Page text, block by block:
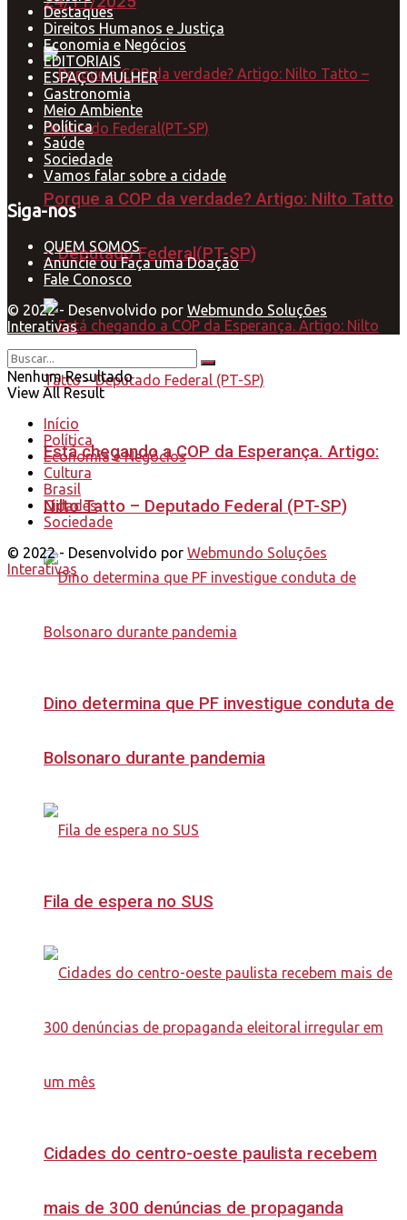
Porque a COP da verdade? Artigo: Nilto Tatto
– Deputado Federal(PT-SP)
Está chegando a COP da Esperança. Artigo:
Nilto Tatto – Deputado Federal (PT-SP)
Dino determina que PF investigue conduta de
Bolsonaro durante pandemia
Fila de espera no SUS
Cidades do centro-oeste paulista recebem
mais de 300 denúncias de propaganda
Destaques
Direitos Humanos e Justiça
Economia e Negócios
EDITORIAIS
ESPAÇO MULHER
Gastronomia
Meio Ambiente
Política
Saúde
Sociedade
Vamos falar sobre a cidade
Siga-nos
QUEM SOMOS
Anuncie ou Faça uma Doação
Fale Conosco
© 2022 - Desenvolvido por Webmundo Soluções
Interativas
Nenhum Resultado
View All Result
Início
Política
Economia e Negócios
Cultura
Brasil
Cidades
Sociedade
© 2022 - Desenvolvido por Webmundo Soluções
Interativas